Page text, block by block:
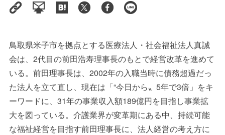
鳥取県米子市を拠点とする医療法人・社会福祉法人真誠
会は、2代目の前田浩寿理事長のもとで経営改革を進めて
いる。前田理事長は、2002年の入職当時に債務超過だっ
た法人を立て直し、現在は「“今日から〟5年で3倍」をキ
ーワードに、31年の事業収入額189億円を目指し事業拡
大を図っている。介護業界が変革期にある中、持続可能
な福祉経営を目指す前田理事長に、法人経営の考え方に